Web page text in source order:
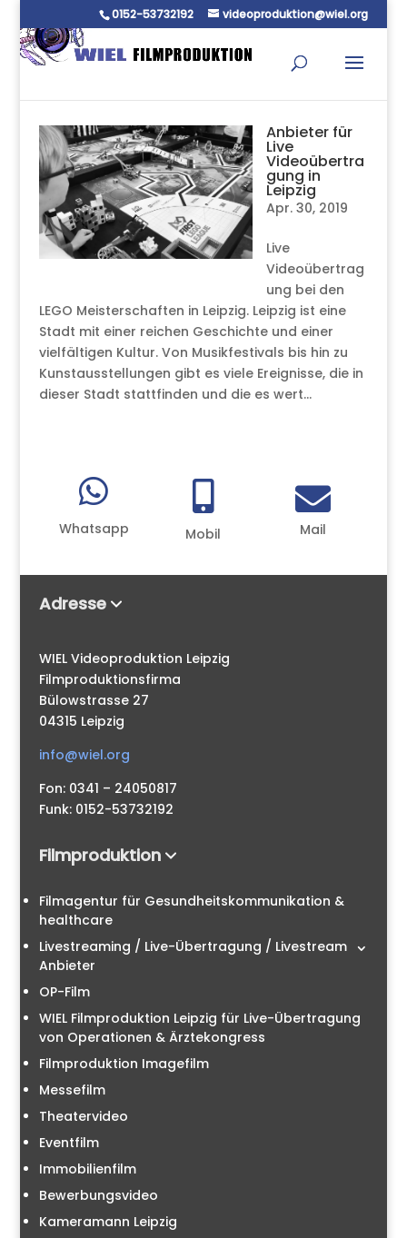
0152-53732192 videoproduktion@wiel.org
Anbieter für
Live
Videoübertra
gung in
Leipzig
Apr. 30, 2019
Live
Videoübertrag
ung bei den
LEGO Meisterschaften in Leipzig. Leipzig ist eine
Stadt mit einer reichen Geschichte und einer
vielfältigen Kultur. Von Musikfestivals bis hin zu
Kunstausstellungen gibt es viele Ereignisse, die in
dieser Stadt stattfinden und die es wert...

Whatsapp

Mobil

Mail
Adresse
WIEL Videoproduktion Leipzig
Filmproduktionsfirma
Bülowstrasse 27
04315 Leipzig
info@wiel.org
Fon: 0341 – 24050817
Funk: 0152-53732192
Filmproduktion
Filmagentur für Gesundheitskommunikation &
healthcare
Livestreaming / Live-Übertragung / Livestream
Anbieter
OP-Film
WIEL Filmproduktion Leipzig für Live-Übertragung
von Operationen & Ärztekongress
Filmproduktion Imagefilm
Messefilm
Theatervideo
Eventfilm
Immobilienfilm
Bewerbungsvideo
Kameramann Leipzig